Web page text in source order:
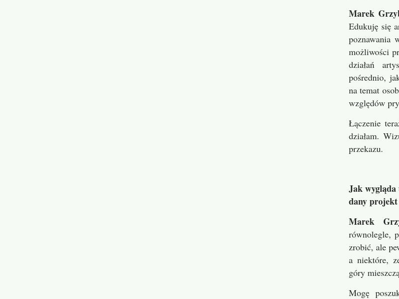
O pamięci i przenikaniu (z Agnieszką Antosiewicz – Mas)
O snach, portretach i fotomanipulacjach (z Mariuszem
O stanach wzmożonej uwagi i twórczej dydaktyce (z Piotrem
O fizyce kwantowej i doświadczeniu formy (z Teresa Anniuk -
O słoniu na schodach i postapokalipsie (z Haliną Mardułą)
O powsinodze i stracie (z Karoliną Jonderko)
O fotografiach, które są szeptem wśród zgiełku świata (z Kamilą
Marek
Edukuję się
poznawania
możliwości
działań
pośrednio,
na temat
względów
Łączenie
działam.
przekazu.
Jak wygląda
dany projekt
Marek
równolegle,
zrobić, ale
a niektóre,
góry
Mogę